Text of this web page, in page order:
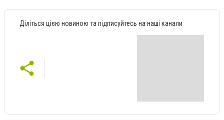
Діліться цією новиною та підписуйтесь на наші канали